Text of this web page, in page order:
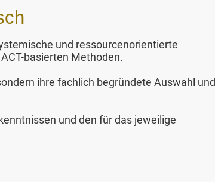
und ressourcenorientierte
basierten Methoden.
ihre fachlich begründete Auswahl und
und den für das jeweilige